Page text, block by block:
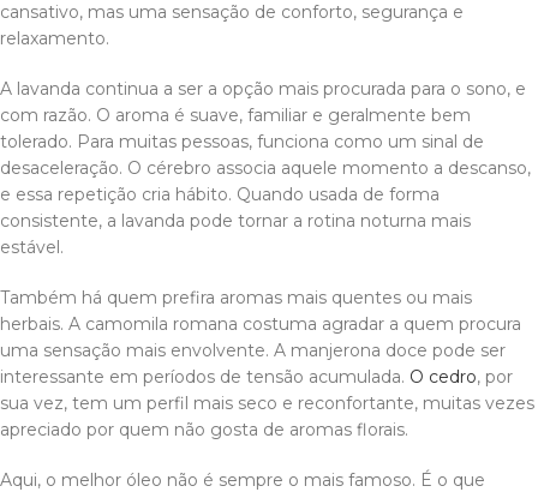
cansativo, mas uma sensação de conforto, segurança e
relaxamento.
A lavanda continua a ser a opção mais procurada para o sono, e
com razão. O aroma é suave, familiar e geralmente bem
tolerado. Para muitas pessoas, funciona como um sinal de
desaceleração. O cérebro associa aquele momento a descanso,
e essa repetição cria hábito. Quando usada de forma
consistente, a lavanda pode tornar a rotina noturna mais
estável.
Também há quem prefira aromas mais quentes ou mais
herbais. A camomila romana costuma agradar a quem procura
uma sensação mais envolvente. A manjerona doce pode ser
interessante em períodos de tensão acumulada. O cedro, por
sua vez, tem um perfil mais seco e reconfortante, muitas vezes
apreciado por quem não gosta de aromas florais.
Aqui, o melhor óleo não é sempre o mais famoso. É o que